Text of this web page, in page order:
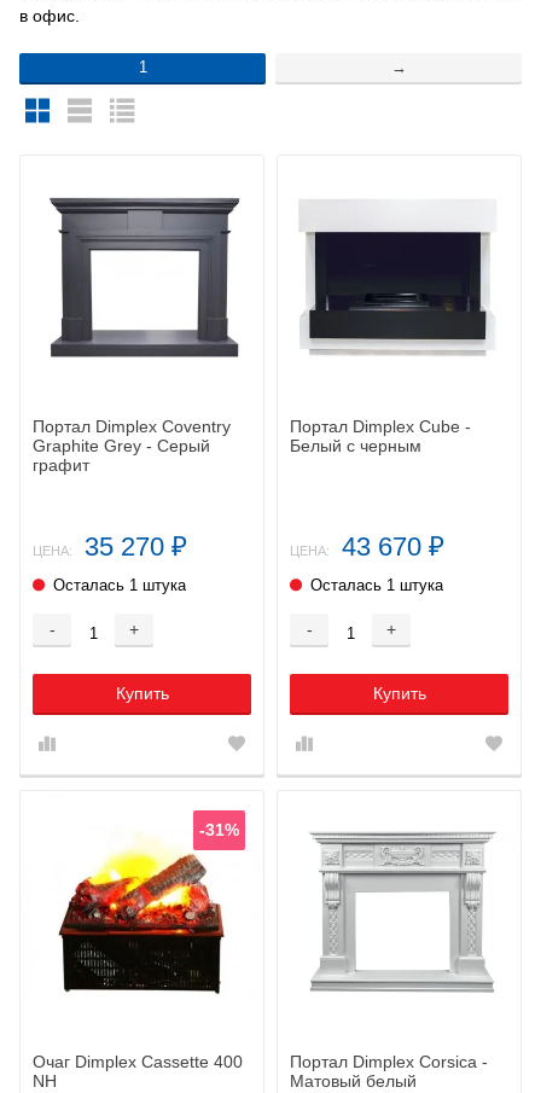
в офис.
1 →
Портал Dimplex Coventry
Graphite Grey - Серый
графит
ЦЕНА: 35 270 ₽
Осталась 1 штука
- +
Купить
Портал Dimplex Cube -
Белый с черным
ЦЕНА: 43 670 ₽
Осталась 1 штука
- +
Купить
-31%
Очаг Dimplex Cassette 400
NH
Портал Dimplex Corsica -
Матовый белый